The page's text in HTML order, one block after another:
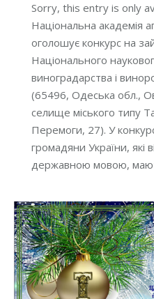
Sorry, this entry is only
Національна академія
оголошує конкурс на
Національного
виноградарства і
(65496, Одеська обл.,
селище міського типу
Перемоги, 27). У
громадяни України, які
державною мовою,